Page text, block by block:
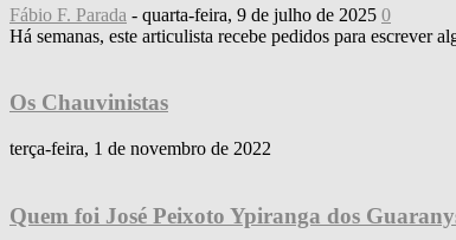
Fábio F. Parada - quarta-feira, 9 de julho de 2025 0
Há semanas, este articulista recebe pedidos para escrever
Os Chauvinistas
terça-feira, 1 de novembro de 2022
Quem foi José Peixoto Ypiranga dos